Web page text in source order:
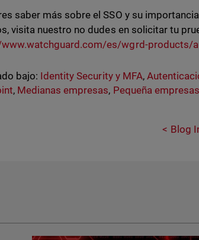
saber más sobre el SSO y su
visita nuestro no dudes en solicitar tu
es/wgrd-products/
bajo: Identity Security y MFA,
, Medianas empresas, Pequeña empresas
Blog